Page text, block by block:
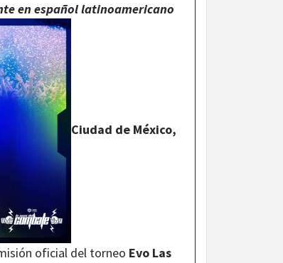
en español latinoamericano
Ciudad de México,
oficial del torneo Evo Las